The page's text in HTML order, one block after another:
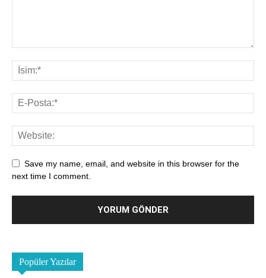
Save my name, email, and website in this browser for the
next time I comment.
Popüler Yazılar